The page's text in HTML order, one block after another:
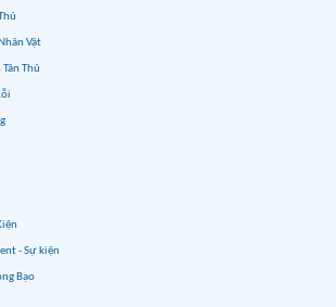
Vật
Thủ
- Sự kiện
Bạo